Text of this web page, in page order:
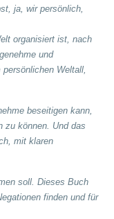
ja, wir persönlich,
organisiert ist, nach
und
Weltall,
beseitigen kann,
zu können. Und das
mit klaren
soll. Dieses Buch
finden und für